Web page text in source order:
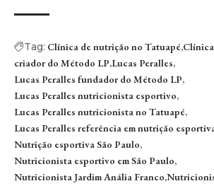
Tag: Clínica de nutrição no Tatuapé
criador do Método LP Lucas Peralles
Lucas Peralles fundador do Método LP
Lucas Peralles nutricionista esportivo
Lucas Peralles nutricionista no Tatuapé
Lucas Peralles referência em nutrição
Nutrição esportiva São Paulo
Nutricionista esportivo em São Paulo
Nutricionista Jardim Anália Franco